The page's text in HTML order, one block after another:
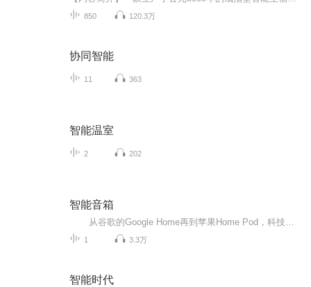
850 120.3万
协同智能
11 363
智能温室
2 202
智能音箱
1 3.3万
智能时代